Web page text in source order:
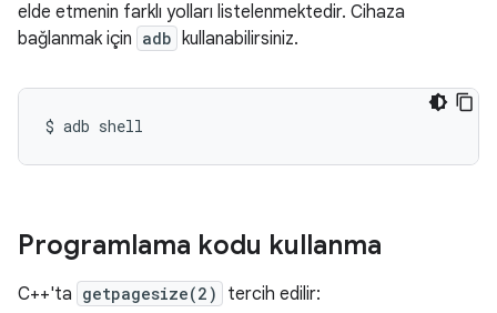
elde etmenin farklı yolları listelenmektedir. Cihaza
bağlanmak için adb kullanabilirsiniz.
$ adb
Programlama kodu kullanma
C++'ta getpagesize(2) tercih edilir: